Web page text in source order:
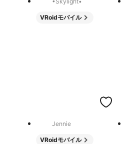
VRoidモバイル
Jennie
VRoidモバイル